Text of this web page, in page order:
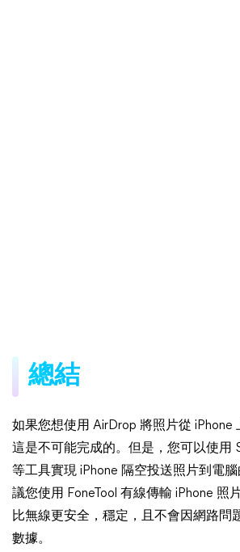
總結
如果您想使用 AirDrop 將照片從 iPhone
這是不可能完成的。但是，您可以使用
等工具實現 iPhone 隔空投送照片到電
議您使用 FoneTool 有線傳輸 iPhone 照
比無線更安全，穩定，且不會因網路問
數據。